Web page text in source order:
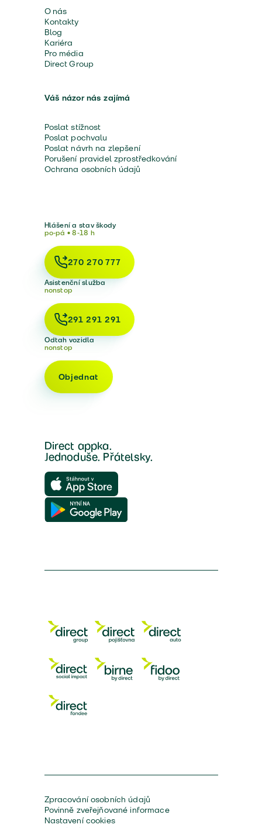
O nás
Kontakty
Blog
Kariéra
Pro média
Direct Group
Váš názor nás zajímá
Poslat stížnost
Poslat pochvalu
Poslat návrh na zlepšení
Porušení pravidel zprostředkování
Ochrana osobních údajů
Hlášení a stav škody
po-pá • 8-18 h
270 270 777
Asistenční služba
nonstop
291 291 291
Odtah vozidla
nonstop
Objednat
Direct appka.
Jednoduše. Přátelsky.
Zpracování osobních údajů
Povinně zveřejňované informace
Nastavení cookies